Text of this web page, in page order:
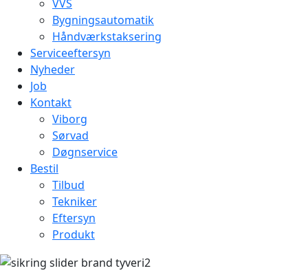
VVS
Bygningsautomatik
Håndværkstaksering
Serviceeftersyn
Nyheder
Job
Kontakt
Viborg
Sørvad
Døgnservice
Bestil
Tilbud
Tekniker
Eftersyn
Produkt